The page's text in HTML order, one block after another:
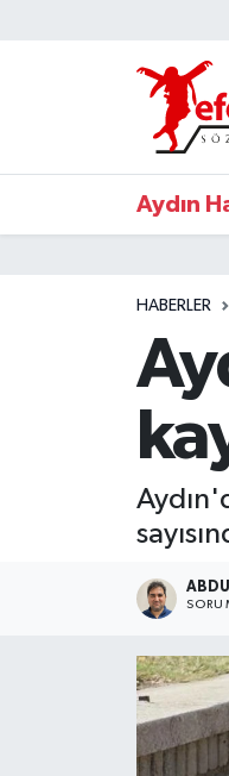
Aydın
HABERLER
Nöbetçi
Hava Durumu
Aydin Namaz
Tüm Manşetler
Son Dakika
Haber Arşivi